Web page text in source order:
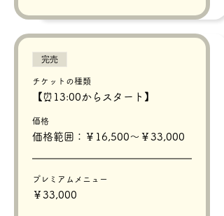
完売
チケットの種類
【⏰13:00からスタート】
価格
価格範囲：￥16,500〜￥33,000
プレミアムメニュー
￥33,000